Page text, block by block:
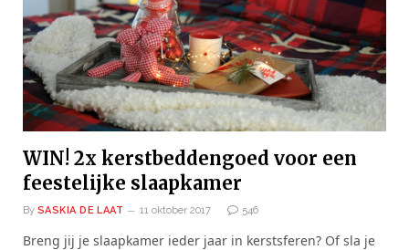
WIN! 2x kerstbeddengoed voor een
feestelijke slaapkamer
By SASKIA DE LAAT 11 oktober 2017 546
Breng jij je slaapkamer ieder jaar in kerstsferen? Of sla je